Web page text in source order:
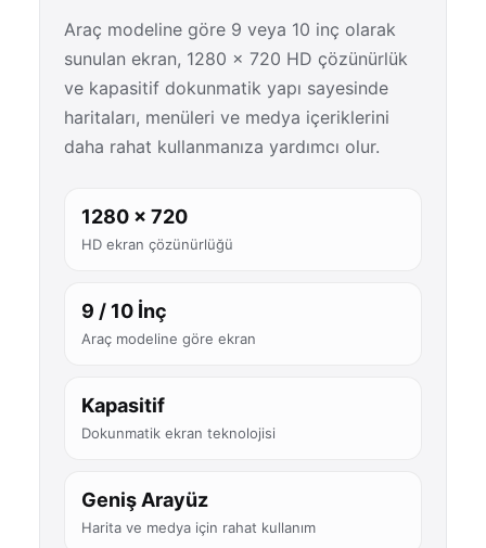
Araç modeline göre 9 veya 10 inç olarak
sunulan ekran, 1280 × 720 HD çözünürlük
ve kapasitif dokunmatik yapı sayesinde
haritaları, menüleri ve medya içeriklerini
daha rahat kullanmanıza yardımcı olur.
1280 × 720
HD ekran çözünürlüğü
9 / 10 İnç
Araç modeline göre ekran
Kapasitif
Dokunmatik ekran teknolojisi
Geniş Arayüz
Harita ve medya için rahat kullanım